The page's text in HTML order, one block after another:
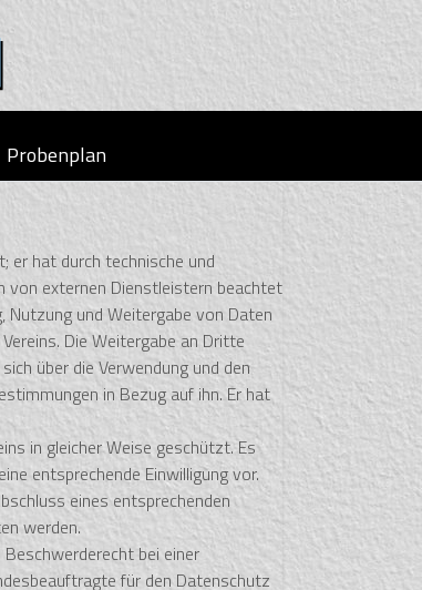
Probenplan
er hat durch technische und
von externen Dienstleistern beachtet
Nutzung und Weitergabe von Daten
Die Weitergabe an Dritte
über die Verwendung und den
in Bezug auf ihn. Er hat
in gleicher Weise geschützt. Es
entsprechende Einwilligung vor.
eines entsprechenden
werden.
bei einer
für den Datenschutz